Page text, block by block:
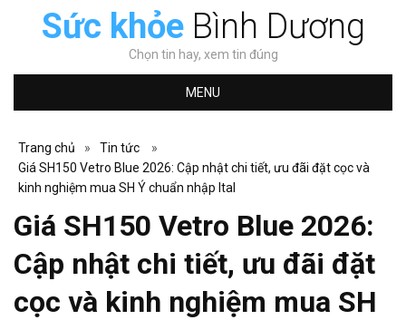
Sức khỏeBình Dương
Chọn tin hay, xem tin đúng
MENU
Trang chủ » Tin tức
»
Giá SH150 Vetro Blue 2026: Cập nhật chi tiết, ưu đãi đặt cọc và
kinh nghiệm mua SH Ý chuẩn nhập Ital
Giá SH150 Vetro Blue 2026:
Cập nhật chi tiết, ưu đãi đặt
cọc và kinh nghiệm mua SH